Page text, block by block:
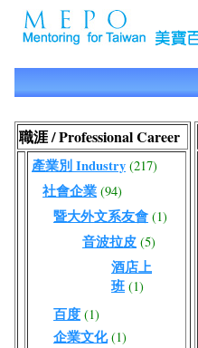
職涯 / Professional Career
產業別 Industry (217)
社會企業 (94)
暨大外文系友會 (1)
音波拉皮 (5)
酒店上
班 (1)
百度 (1)
企業文化 (1)